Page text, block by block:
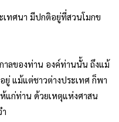
ทศนา มีปกติอยู่ที่สวนโมกข
ลของท่าน องค์ท่านนั้น ถึงแม้
แม้แต่ชาวต่างประเทศ ก็พา
ห้แก่ท่าน ด้วยเหตุแห่งศาสน